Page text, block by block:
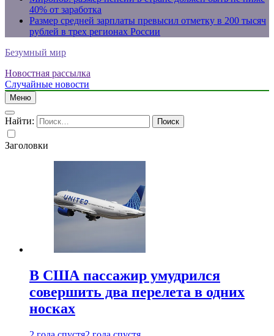
40% от заработка
Размер средней зарплаты превысил отметку в 200 тысяч
рублей в трех регионах России
Безумный мир
Новостная рассылка
Случайные новости
Меню
Найти:
Заголовки
В США пассажир умудрился
совершить два перелета в одних
носках